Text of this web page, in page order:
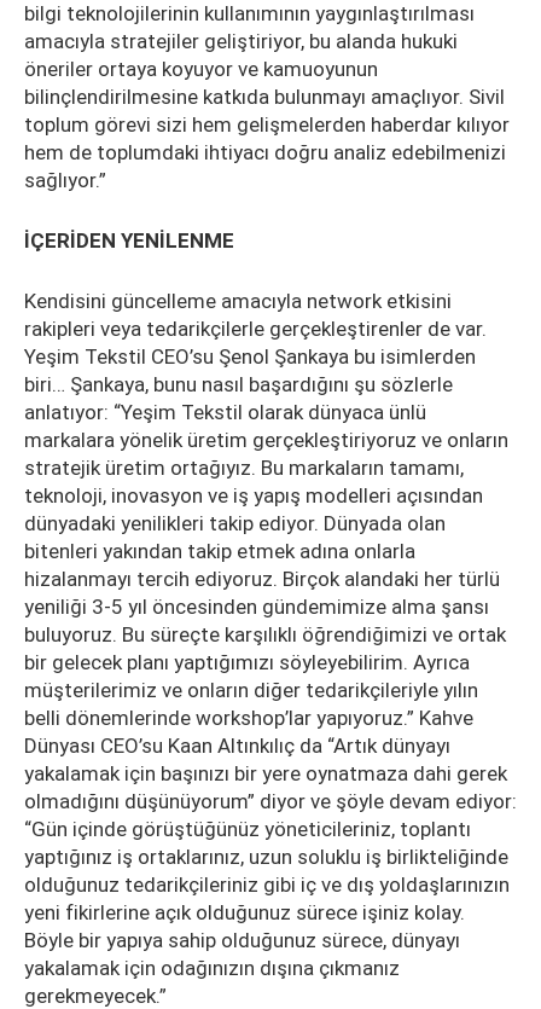
bilgi teknolojilerinin kullanımının yaygınlaştırılması
amacıyla stratejiler geliştiriyor, bu alanda hukuki
öneriler ortaya koyuyor ve kamuoyunun
bilinçlendirilmesine katkıda bulunmayı amaçlıyor. Sivil
toplum görevi sizi hem gelişmelerden haberdar kılıyor
hem de toplumdaki ihtiyacı doğru analiz edebilmenizi
sağlıyor.”
İÇERİDEN YENİLENME
Kendisini güncelleme amacıyla network etkisini
rakipleri veya tedarikçilerle gerçekleştirenler de var.
Yeşim Tekstil CEO’su Şenol Şankaya bu isimlerden
biri… Şankaya, bunu nasıl başardığını şu sözlerle
anlatıyor: “Yeşim Tekstil olarak dünyaca ünlü
markalara yönelik üretim gerçekleştiriyoruz ve onların
stratejik üretim ortağıyız. Bu markaların tamamı,
teknoloji, inovasyon ve iş yapış modelleri açısından
dünyadaki yenilikleri takip ediyor. Dünyada olan
bitenleri yakından takip etmek adına onlarla
hizalanmayı tercih ediyoruz. Birçok alandaki her türlü
yeniliği 3-5 yıl öncesinden gündemimize alma şansı
buluyoruz. Bu süreçte karşılıklı öğrendiğimizi ve ortak
bir gelecek planı yaptığımızı söyleyebilirim. Ayrıca
müşterilerimiz ve onların diğer tedarikçileriyle yılın
belli dönemlerinde workshop’lar yapıyoruz.” Kahve
Dünyası CEO’su Kaan Altınkılıç da “Artık dünyayı
yakalamak için başınızı bir yere oynatmaza dahi gerek
olmadığını düşünüyorum” diyor ve şöyle devam ediyor:
“Gün içinde görüştüğünüz yöneticileriniz, toplantı
yaptığınız iş ortaklarınız, uzun soluklu iş birlikteliğinde
olduğunuz tedarikçileriniz gibi iç ve dış yoldaşlarınızın
yeni fikirlerine açık olduğunuz sürece işiniz kolay.
Böyle bir yapıya sahip olduğunuz sürece, dünyayı
yakalamak için odağınızın dışına çıkmanız
gerekmeyecek.”